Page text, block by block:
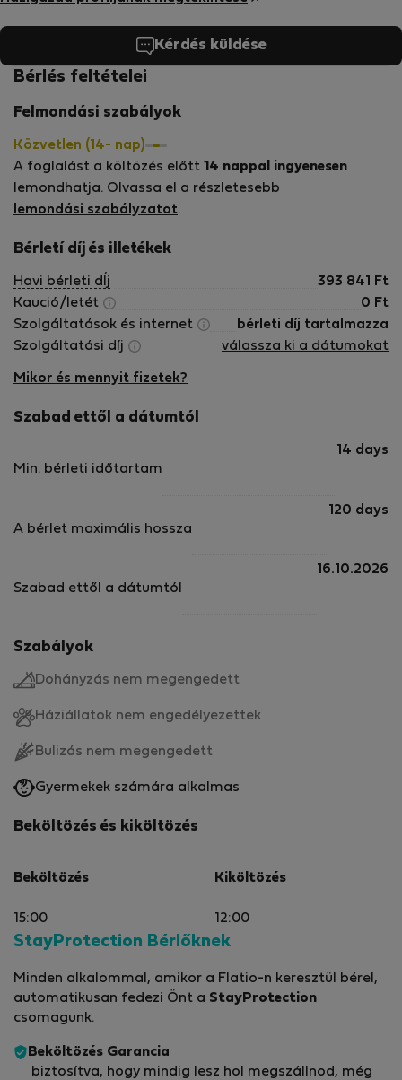
Kérdés küldése
Bérlés feltételei
Felmondási szabályok
Közvetlen (14- nap)
A foglalást a költözés előtt 14 nappal ingyenesen
lemondhatja. Olvassa el a részletesebb
lemondási szabályzatot.
Bérletí díj és illetékek
Havi bérleti dÍj 393 841
Ft
Kaució/letét
0 Ft
Szolgáltatások és internet
bérleti díj tartalmazza
Szolgáltatási díj
válassza ki a dátumokat
Mikor és mennyit fizetek?
Szabad ettől a dátumtól
Min. bérleti időtartam
14 days
A bérlet maximális hossza
120 days
Szabad ettől a dátumtól
16.10.2026
Szabályok
Dohányzás nem megengedett
Háziállatok nem engedélyezettek
Bulizás nem megengedett
Gyermekek számára alkalmas
Beköltözés és kiköltözés
Beköltözés
15:00
Kiköltözés
12:00
StayProtection Bérlőknek
Minden alkalommal, amikor a Flatio-n keresztül bérel,
automatikusan fedezi Önt a StayProtection
csomagunk.
Beköltözés Garancia
biztosítva, hogy mindig lesz hol megszállnod, még